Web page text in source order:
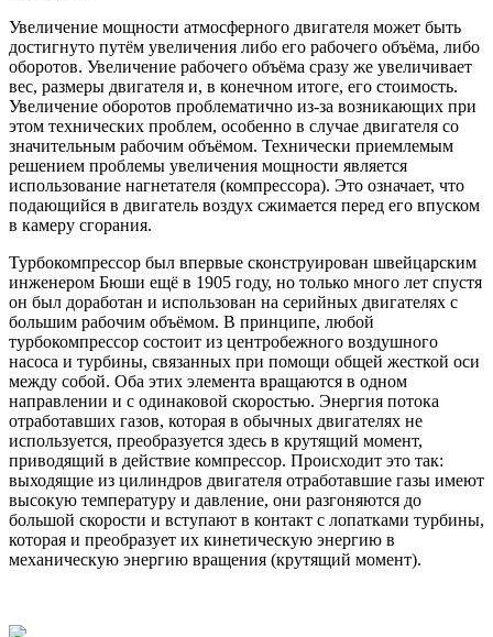
Увеличение мощности атмосферного двигателя может быть
достигнуто путём увеличения либо его рабочего объёма, либо
оборотов. Увеличение рабочего объёма сразу же увеличивает
вес, размеры двигателя и, в конечном итоге, его стоимость.
Увеличение оборотов проблематично из-за возникающих при
этом технических проблем, особенно в случае двигателя со
значительным рабочим объёмом. Технически приемлемым
решением проблемы увеличения мощности является
использование нагнетателя (компрессора). Это означает, что
подающийся в двигатель воздух сжимается перед его впуском
в камеру сгорания.
Турбокомпрессор был впервые сконструирован швейцарским
инженером Бюши ещё в 1905 году, но только много лет спустя
он был доработан и использован на серийных двигателях с
большим рабочим объёмом. В принципе, любой
турбокомпрессор состоит из центробежного воздушного
насоса и турбины, связанных при помощи общей жесткой оси
между собой. Оба этих элемента вращаются в одном
направлении и с одинаковой скоростью. Энергия потока
отработавших газов, которая в обычных двигателях не
используется, преобразуется здесь в крутящий момент,
приводящий в действие компрессор. Происходит это так:
выходящие из цилиндров двигателя отработавшие газы имеют
высокую температуру и давление, они разгоняются до
большой скорости и вступают в контакт с лопатками турбины,
которая и преобразует их кинетическую энергию в
механическую энергию вращения (крутящий момент).